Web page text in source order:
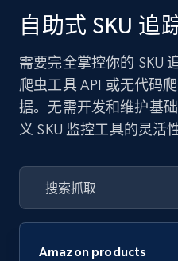
自助式 SKU 追
需要完全掌控你的 SKU
爬虫工具 API 或无代码
据。无需开发和维护基
义 SKU 监控工具的灵活性
Amazon products